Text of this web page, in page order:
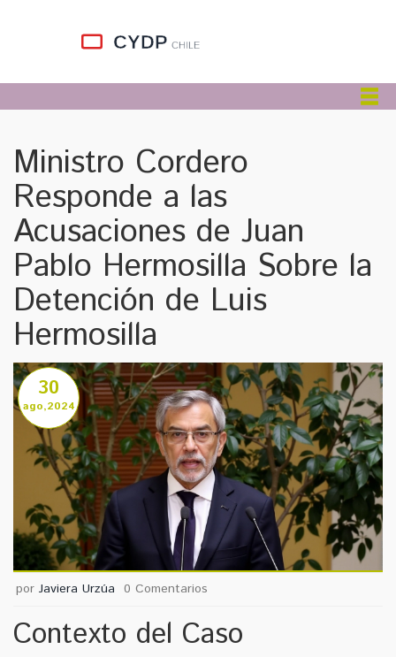
Ministro Cordero
Responde a las
Acusaciones de Juan
Pablo Hermosilla Sobre la
Detención de Luis
Hermosilla
30
ago,2024
por Javiera Urzúa 0 Comentarios
Contexto del Caso